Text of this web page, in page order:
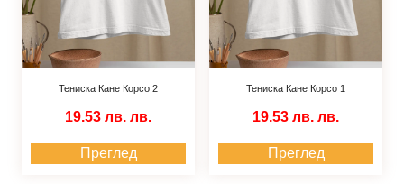
Тениска Кане Корсо 2
19.53 лв. лв.
Преглед
Тениска Кане Корсо 1
19.53 лв. лв.
Преглед